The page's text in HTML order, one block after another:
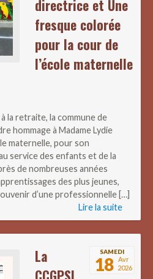
directrice et Une
fresque colorée
pour la cour de
l’école maternelle
la retraite, la commune de
hommage à Madame Lydie
maternelle, pour son
service des enfants et de la
de nombreuses années
des plus jeunes,
d’une professionnelle […]
Lire la suite
SAMEDI
18
Avr
2026
La
CCGPSL